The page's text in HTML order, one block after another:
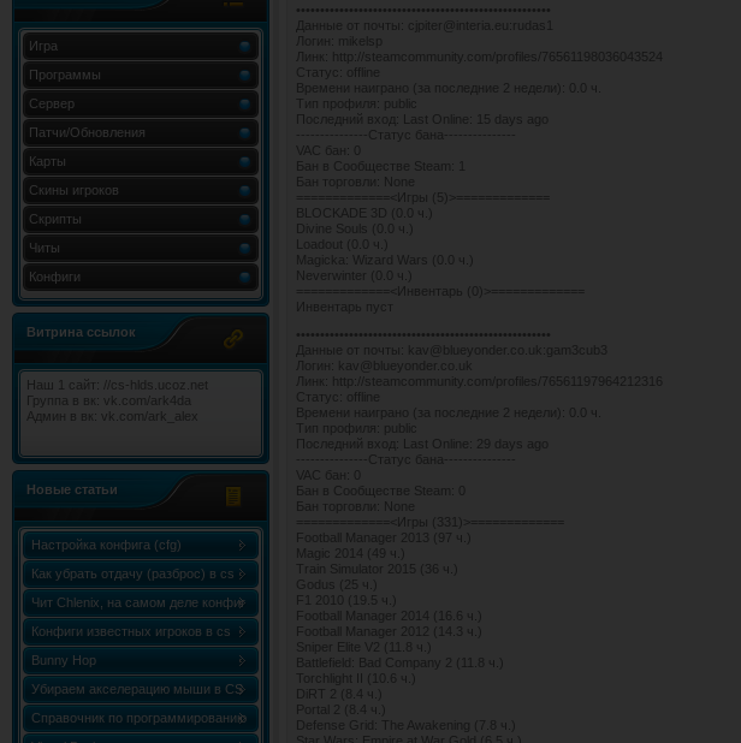
Игра
Программы
Сервер
Патчи/Обновления
Карты
Скины игроков
Скрипты
Читы
Конфиги
Витрина ссылок
Наш 1 сайт: //cs-hlds.ucoz.net
Группа в вк: vk.com/ark4da
Админ в вк: vk.com/ark_alex
Новые статьи
Настройка конфига (cfg)
Как убрать отдачу (разброс) в cs
1.6
Чит Chlenix, на самом деле конфиг
Chlenix.cfg, для knife!
Конфиги известных игроков в cs
Bunny Hop
Убираем акселерацию мыши в CS
Справочник по программированию
•••••••••••••••••••••••••••••••••••••••••••••••••••••
Данные от почты: cjpiter@interia.eu:rudas1
Логин: mikelsp
Линк: http://steamcommunity.com/profiles/76561198036043524
Статус: offline
Времени наиграно (за последние 2 недели): 0.0 ч.
Тип профиля: public
Последний вход: Last Online: 15 days ago
---------------Статус бана---------------
VAC бан: 0
Бан в Сообществе Steam: 1
Бан торговли: None
=============<Игры (5)>=============
BLOCKADE 3D (0.0 ч.)
Divine Souls (0.0 ч.)
Loadout (0.0 ч.)
Magicka: Wizard Wars (0.0 ч.)
Neverwinter (0.0 ч.)
=============<Инвентарь (0)>=============
Инвентарь пуст
•••••••••••••••••••••••••••••••••••••••••••••••••••••
Данные от почты: kav@blueyonder.co.uk:gam3cub3
Логин: kav@blueyonder.co.uk
Линк: http://steamcommunity.com/profiles/76561197964212316
Статус: offline
Времени наиграно (за последние 2 недели): 0.0 ч.
Тип профиля: public
Последний вход: Last Online: 29 days ago
---------------Статус бана---------------
VAC бан: 0
Бан в Сообществе Steam: 0
Бан торговли: None
=============<Игры (331)>=============
Football Manager 2013 (97 ч.)
Magic 2014 (49 ч.)
Train Simulator 2015 (36 ч.)
Godus (25 ч.)
F1 2010 (19.5 ч.)
Football Manager 2014 (16.6 ч.)
Football Manager 2012 (14.3 ч.)
Sniper Elite V2 (11.8 ч.)
Battlefield: Bad Company 2 (11.8 ч.)
Torchlight II (10.6 ч.)
DiRT 2 (8.4 ч.)
Portal 2 (8.4 ч.)
Defense Grid: The Awakening (7.8 ч.)